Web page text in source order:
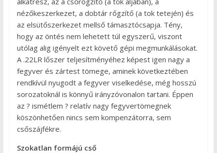
nézőkeszerkezet, a dobtár rőgzítő (a tok tetején) és
az elsütőszerkezet mellső támasztócsapja. Tény,
hogy az öntés nem lehetett túl egyszerű, viszont
utólag alig igényelt ezt követő gépi megmunkálásokat.
A .22LR lőszer teljesítményéhez képest igen nagy a
fegyver és zártest tömege, aminek következtében
rendkívül nyugodt a fegyver viselkedése, még hosszú
sorozatoknál is könnyű irányzóvonalon tartani. Éppen
az ? ismétlem ? relatív nagy fegyvertömegnek
köszönhetően nincs sem kompenzátorra, sem
csőszájfékre.
Szokatlan formájú cső